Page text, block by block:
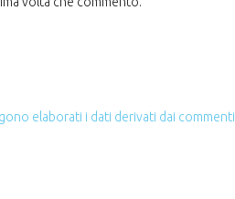
elaborati i dati derivati dai commenti